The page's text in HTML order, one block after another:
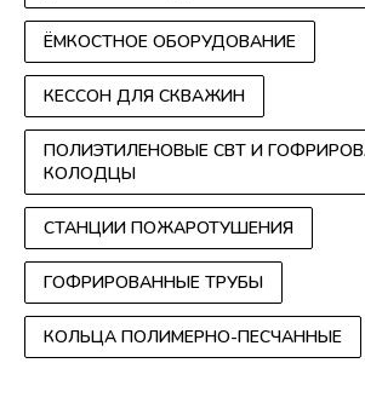
ЁМКОСТНОЕ ОБОРУДОВАНИЕ
КЕССОН ДЛЯ СКВАЖИН
ПОЛИЭТИЛЕНОВЫЕ СВТ И
КОЛОДЦЫ
СТАНЦИИ ПОЖАРОТУШЕНИЯ
ГОФРИРОВАННЫЕ ТРУБЫ
КОЛЬЦА ПОЛИМЕРНО-ПЕСЧАННЫЕ